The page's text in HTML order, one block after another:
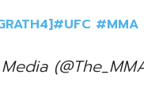
]#UFC #MMA